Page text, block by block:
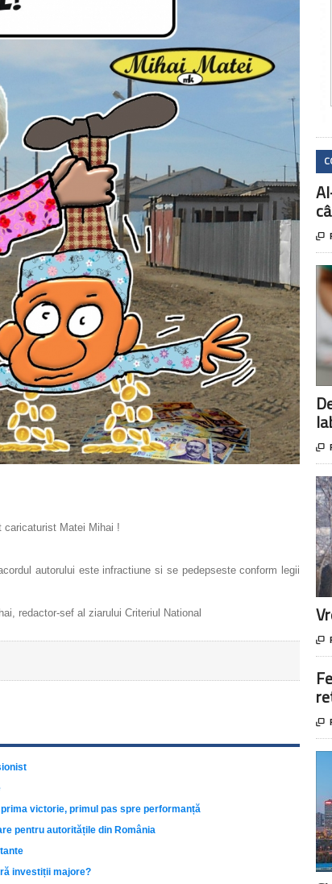
caricaturist Matei Mihai !
autorului este infractiune si se pedepseste conform legii
redactor-sef al ziarului Criteriul National
victorie, primul pas spre performanță
pentru autoritățile din România
investiții majore?



